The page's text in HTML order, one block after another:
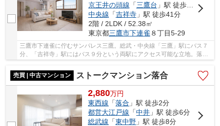
京王井の頭線 「三鷹台 」駅 徒歩33分
中央線 「吉祥寺」駅 徒歩41分
2階 / 2LDK / 52.38㎡
東京都三鷹市下連雀 ８丁目5-29
三鷹市下連雀に佇むサンパレス三鷹。総武・中央線「三鷹」駅にバス７
分、「吉祥寺」駅にはバス９分という両駅にアクセス可能な立地。落ち
売買 | 中古マンション
ストークマンション落合
2,880万円
東西線 「落合 」駅 徒歩2分
都営大江戸線 「中井 」駅 徒歩6分
総武線 「東中野 」駅 徒歩8分